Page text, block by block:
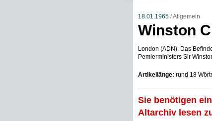
18.01.1965/ Allgemein
Winston
London (ADN). Das
Pemierministers Sir
Artikellänge: rund 18
Sie benötigen
Altarchiv lesen